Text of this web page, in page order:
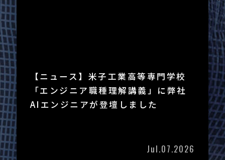
【ニュース】米子工業高等専門学校
「エンジニア職種理解講義」に弊社
AIエンジニアが登壇しました
Jul.07.2026